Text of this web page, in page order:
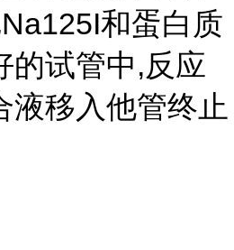
和蛋白质
的试管中,反应
液移入他管终止